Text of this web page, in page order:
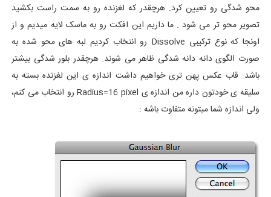
محو شدگی رو تعیین کرد. هرچقدر که لغزنده رو به سمت راست بکشید
تصویر محو تر می شود . ما داریم این افکت رو به ماسک لایه میدیم و از
اونجا که نوع ترکیبی Dissolve رو انتخاب کردیم لبه های محو شده به
صورت الگوی دانه دانه شدگی ظاهر می شوند. هرچقدر بلور شدگی بیشتر
باشد. قاب عکس پهن تری خواهیم داشت اندازه ی این لغزنده بسته به
سلیقه ی خودتون داره من اندازه ی Radius=16 pixel رو انتخاب می کنم،
ولی اندازه شما میتونه متفاوت باشه :